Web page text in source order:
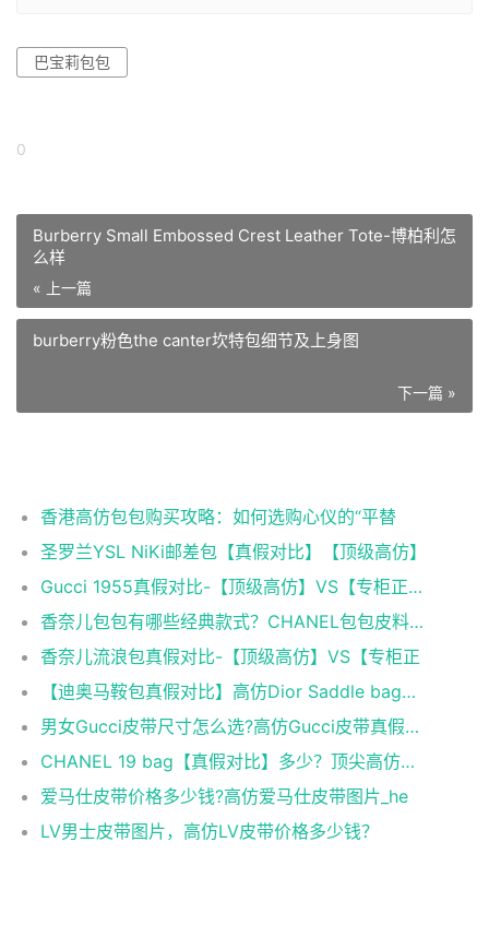
巴宝莉包包
0
Burberry Small Embossed Crest Leather Tote-博柏利怎
么样
« 上一篇
burberry粉色the canter坎特包细节及上身图
下一篇 »
香港高仿包包购买攻略：如何选购心仪的“平替
圣罗兰YSL NiKi邮差包【真假对比】【顶级高仿】
Gucci 1955真假对比-【顶级高仿】VS【专柜正品】
香奈儿包包有哪些经典款式？CHANEL包包皮料科普
香奈儿流浪包真假对比-【顶级高仿】VS【专柜正
【迪奥马鞍包真假对比】高仿Dior Saddle bag马鞍包
男女Gucci皮带尺寸怎么选?高仿Gucci皮带真假对比！
CHANEL 19 bag【真假对比】多少？顶尖高仿香奈儿
爱马仕皮带价格多少钱?高仿爱马仕皮带图片_he
LV男士皮带图片，高仿LV皮带价格多少钱？